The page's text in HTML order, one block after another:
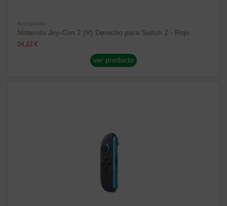
Accesorios
Nintendo Joy-Con 2 (R) Derecho para Switch 2 - Rojo
54,22 €
ver producto